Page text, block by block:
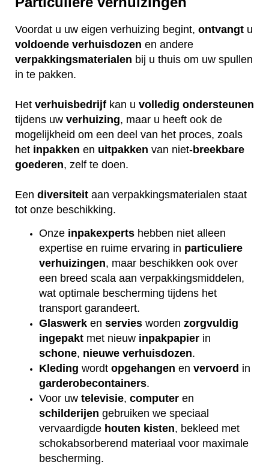
Voordat u uw eigen verhuizing begint, ontvangt u
voldoende verhuisdozen en andere
verpakkingsmaterialen bij u thuis om uw spullen
in te pakken.
Het verhuisbedrijf kan u volledig ondersteunen
tijdens uw verhuizing, maar u heeft ook de
mogelijkheid om een deel van het proces, zoals
het inpakken en uitpakken van niet-breekbare
goederen, zelf te doen.
Een diversiteit aan verpakkingsmaterialen staat
tot onze beschikking.
Onze inpakexperts hebben niet alleen
expertise en ruime ervaring in particuliere
verhuizingen, maar beschikken ook over
een breed scala aan verpakkingsmiddelen,
wat optimale bescherming tijdens het
transport garandeert.
Glaswerk en servies worden zorgvuldig
ingepakt met nieuw inpakpapier in
schone, nieuwe verhuisdozen.
Kleding wordt opgehangen en vervoerd in
garderobecontainers.
Voor uw televisie, computer en
schilderijen gebruiken we speciaal
vervaardigde houten kisten, bekleed met
schokabsorberend materiaal voor maximale
bescherming.